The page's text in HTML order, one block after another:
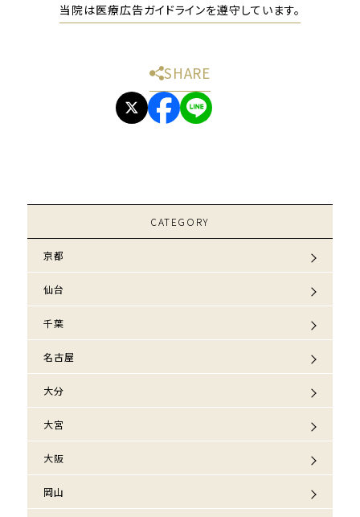
当院は医療広告ガイドラインを遵守しています。
SHARE
CATEGORY
京都
仙台
千葉
名古屋
大分
大宮
大阪
岡山